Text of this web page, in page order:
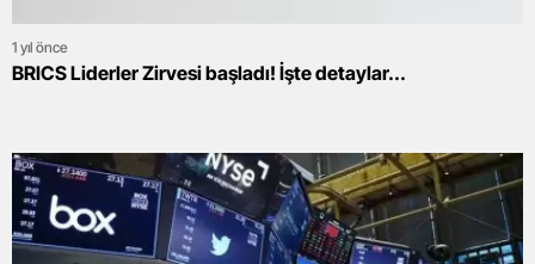
1 yıl önce
BRICS Liderler Zirvesi başladı! İşte detaylar...